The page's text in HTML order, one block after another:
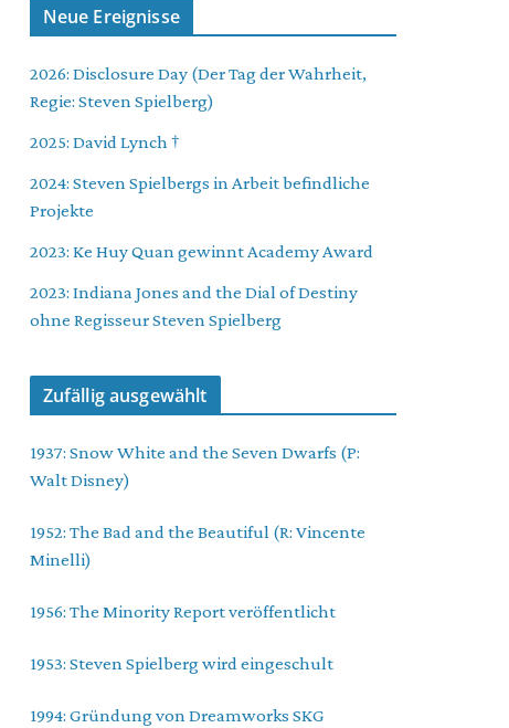
Neue Ereignisse
2026: Disclosure Day (Der Tag der Wahrheit,
Regie: Steven Spielberg)
2025: David Lynch †
2024: Steven Spielbergs in Arbeit befindliche
Projekte
2023: Ke Huy Quan gewinnt Academy Award
2023: Indiana Jones and the Dial of Destiny
ohne Regisseur Steven Spielberg
Zufällig ausgewählt
1937: Snow White and the Seven Dwarfs (P:
Walt Disney)
1952: The Bad and the Beautiful (R: Vincente
Minelli)
1956: The Minority Report veröffentlicht
1953: Steven Spielberg wird eingeschult
1994: Gründung von Dreamworks SKG